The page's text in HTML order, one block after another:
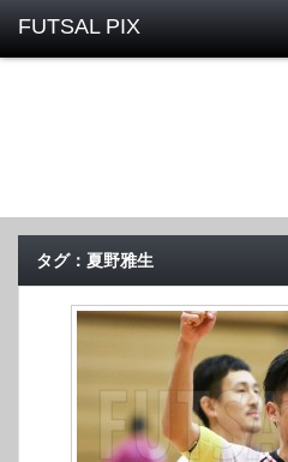
タグ：夏野雅生